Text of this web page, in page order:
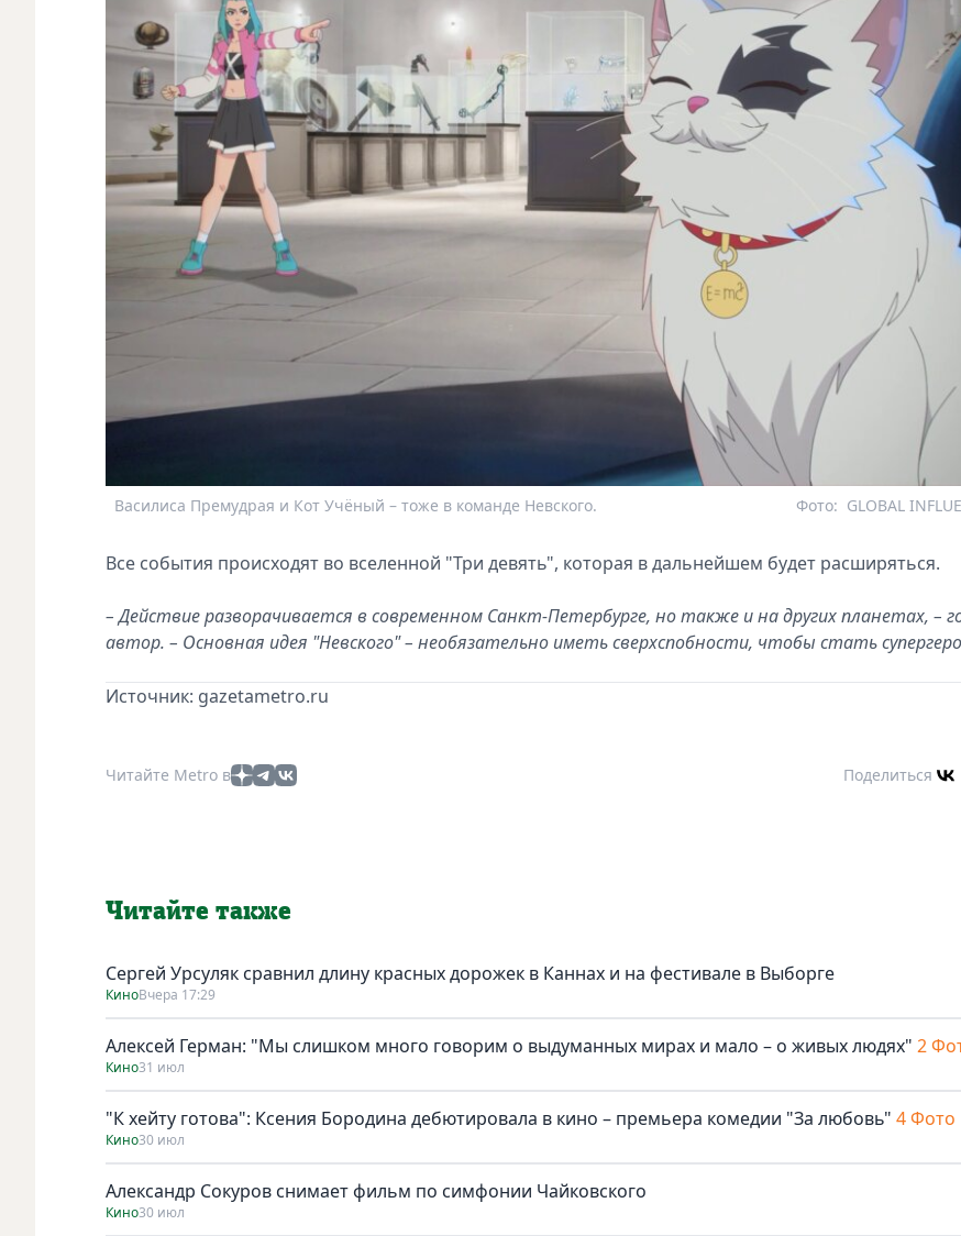
Василиса Премудрая и Кот Учёный – тоже в команде Невского. GLOBAL
Фото:
Все события происходят во вселенной "Три девять", которая в дальнейшем будет расширяться.
– Действие разворачивается в современном Санкт-Петербурге, но также и на других планетах, –
автор. – Основная идея "Невского" – необязательно иметь сверхспобности, чтобы стать
Источник: gazetametro.ru
Читайте Metro в Поделиться
Читайте также
Сергей Урсуляк сравнил длину красных дорожек в Каннах и на фестивале в Выборге
КиноВчера 17:29
Алексей Герман: "Мы слишком много говорим о выдуманных мирах и мало – о живых людях" 2
Кино31 июл
"К хейту готова": Ксения Бородина дебютировала в кино – премьера комедии "За любовь" 4 Фото
Кино30 июл
Александр Сокуров снимает фильм по симфонии Чайковского
Кино30 июл